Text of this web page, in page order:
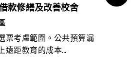
款修繕及改善校舍
票考慮範圍。公共預算漏
遠距教育的成本…
第